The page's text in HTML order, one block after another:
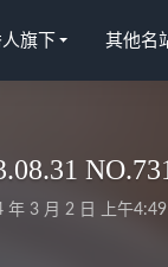
旗下 其他名
年 3 月 2 日 上午4:49